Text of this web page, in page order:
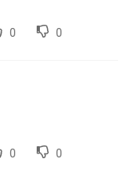
0 0
0 0